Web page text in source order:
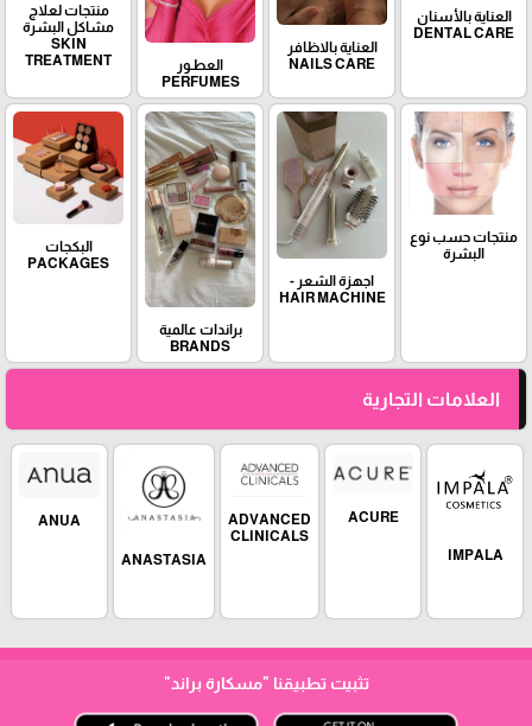
العناية بالأسنان
DENTAL CARE
العناية بالاظافر
NAILS CARE
العطـور
PERFUMES
منتجات لعلاج
مشاكل البشرة
SKIN
TREATMENT
منتجات حسب نوع
البشرة
اجهزة الشعر -
HAIR MACHINE
براندات عالمية
BRANDS
البكجات
PACKAGES
العلامات التجارية
IMPALA
ACURE
ADVANCED
CLINICALS
ANASTASIA
ANUA
تثبيت تطبيقنا "مسكارة براند"